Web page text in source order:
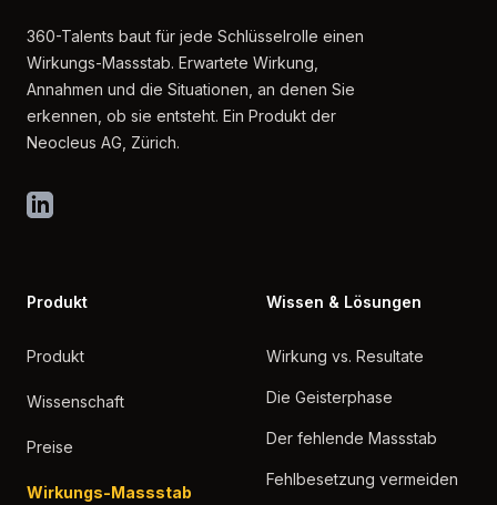
360-Talents baut für jede Schlüsselrolle einen
Wirkungs-Massstab. Erwartete Wirkung,
Annahmen und die Situationen, an denen Sie
erkennen, ob sie entsteht. Ein Produkt der
Neocleus AG, Zürich.
LinkedIn
Produkt
Produkt
Wissenschaft
Preise
Wirkungs-Massstab
Wissen & Lösungen
Wirkung vs. Resultate
Die Geisterphase
Der fehlende Massstab
Fehlbesetzung vermeiden